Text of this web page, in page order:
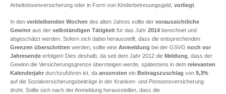
Arbeitslosenversicherung oder in Form von Kinderbetreuungsgeld, vorliegt
In den verbleibenden Wochen des alten Jahres sollte der voraussichtliche
Gewinn aus der selbständigen Tätigkeit für das Jahr 2014 berechnet und
abgeschätzt werden. Sofern sich dabei herausstellt, dass die entsprechenden
Grenzen überschritten werden, sollte eine Anmeldung bei der GSVG noch vor
Jahresende erfolgen! Dies deshalb, da seit dem Jahr 2012 die Meldung , dass der
Gewinn die Versicherungsgrenze übersteigen werde, spätestens in dem relevanten
Kalenderjahr durchzuführen ist, da ansonsten ein Beitragszuschlag von 9,3%
auf die Sozialversicherungsbeiträge in der Kranken- und Pensionsversicherung
droht. Sollte sich nach der Anmeldung herausstellen, dass die